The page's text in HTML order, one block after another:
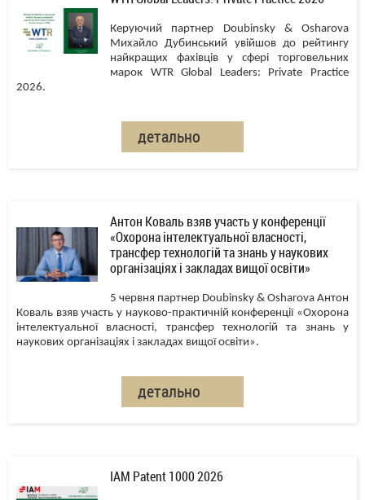
Керуючий партнер Doubinsky & Osharova
Михайло Дубинський увійшов до рейтингу
найкращих фахівців у сфері торговельних
марок WTR Global Leaders: Private Practice
2026.
детально
Антон Коваль взяв участь у конференції
«Охорона інтелектуальної власності,
трансфер технологій та знань у наукових
організаціях і закладах вищої освіти»
5 червня партнер Doubinsky & Osharova Антон
Коваль взяв участь у науково-практичній конференції «Охорона
інтелектуальної власності, трансфер технологій та знань у
наукових організаціях і закладах вищої освіти».
детально
IAM Patent 1000 2026